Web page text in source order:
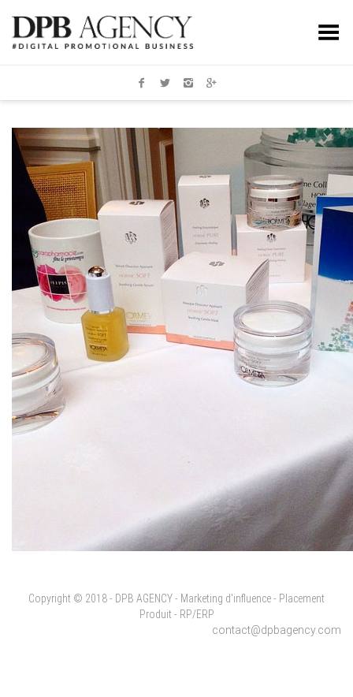
Toggle Menu
Copyright © 2018 - DPB AGENCY - Marketing d'influence - Placement
Produit - RP/ERP
contact@dpbagency.com